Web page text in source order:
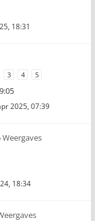
18:31
3 4 5
2025, 07:39
Weergaves
18:34